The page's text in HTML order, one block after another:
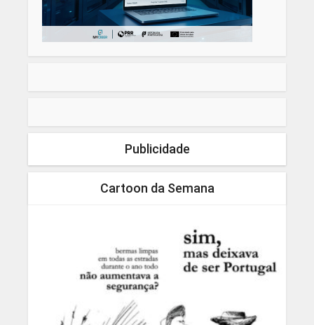
Publicidade
Cartoon da Semana